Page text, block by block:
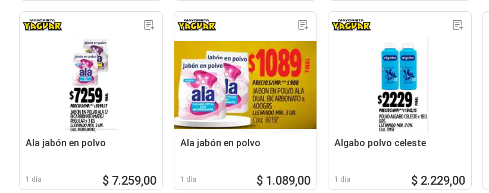
Ala jabón en polvo
1 día $ 7.259,00
Ala jabón en polvo
1 día $ 1.089,00
Algabo polvo celeste
1 día $ 2.229,00